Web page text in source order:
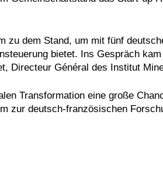
dem Stand, um mit fünf
bietet. Ins Gespräch
Directeur Général des Institut
Transformation eine große
zur deutsch-französischen